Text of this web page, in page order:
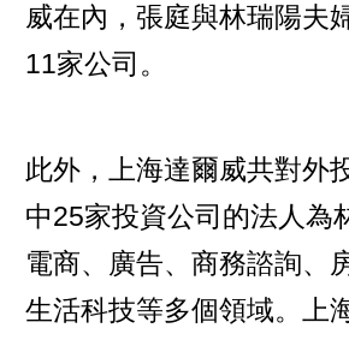
威在內，張庭與林瑞陽夫
11家公司。
此外，上海達爾威共對外
中25家投資公司的法人為
電商、廣告、商務諮詢、
生活科技等多個領域。上